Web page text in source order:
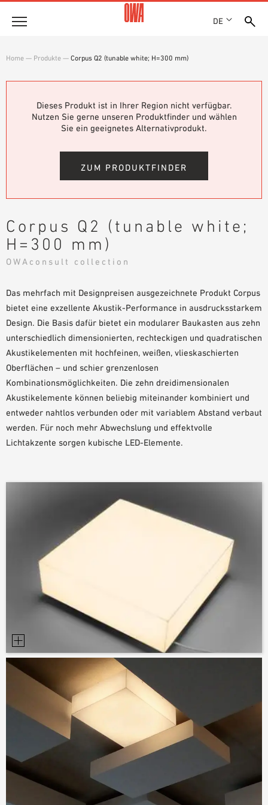
DE
STANDORTE
NACHHALTIGKEIT
Produkte
PRODUKTÜBERSICHT
GEFÜHRTE SUCHE
Lösungen
EINSATZGEBIETE
AUSSCHREIBUNGSTEXTE
DOWNLOADS
LEISTUNGSERKLÄRUNG (DOP)
BIM/REVIT BIBLIOTHEK
OWA-SCHULUNGEN
MUSTERBESTELLUNG
Karriere
JOBPORTAL
Home — Produkte — Corpus Q2 (tunable white; H=300 mm)
Dieses Produkt ist in Ihrer Region nicht verfügbar.
Nutzen Sie gerne unseren Produktfinder und wählen
Sie ein geeignetes Alternativprodukt.
ZUM PRODUKTFINDER
Corpus Q2 (tunable white;
H=300 mm)
OWAconsult collection
Das mehrfach mit Designpreisen ausgezeichnete Produkt Corpus
bietet eine exzellente Akustik-Performance in ausdrucksstarkem
Design. Die Basis dafür bietet ein modularer Baukasten aus zehn
unterschiedlich dimensionierten, rechteckigen und quadratischen
Akustikelementen mit hochfeinen, weißen, vlieskaschierten
Oberflächen – und schier grenzenlosen
Kombinationsmöglichkeiten. Die zehn dreidimensionalen
Akustikelemente können beliebig miteinander kombiniert und
entweder nahtlos verbunden oder mit variablem Abstand verbaut
werden. Für noch mehr Abwechslung und effektvolle
Lichtakzente sorgen kubische LED-Elemente.